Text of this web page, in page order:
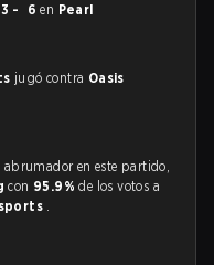
- 6 en Pearl
jugó contra Oasis
en este partido,
con 95.9%de los votos a
.